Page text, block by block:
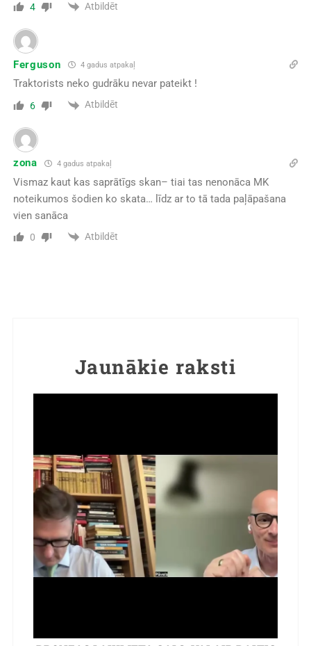
4 Atbildēt
Ferguson 4 gadus atpakaļ
Traktorists neko gudrāku nevar pateikt !
6 Atbildēt
zona 4 gadus atpakaļ
Vismaz kaut kas saprātīgs skan– tiai tas nenonāca MK
noteikumos šodien ko skata… līdz ar to tā tada paļāpašana
vien sanāca
0 Atbildēt
Jaunākie raksti